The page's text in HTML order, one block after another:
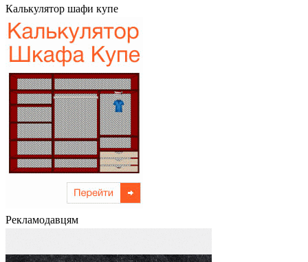
Калькулятор шафи купе
Рекламодавцям